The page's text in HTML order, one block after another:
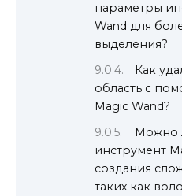
параметры
Wand для
выделения?
Как
область с
Magic Wand?
Можно
инструмент
создания
таких как